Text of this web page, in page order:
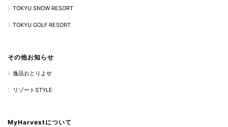
TOKYU SNOW RESORT
TOKYU GOLF RESORT
その他お知らせ
逸品おとりよせ
リゾートSTYLE
MyHarvestについて